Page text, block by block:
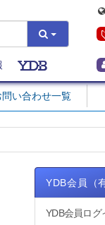
問い合わせ一覧
YDB会員（
YDB会員ログ